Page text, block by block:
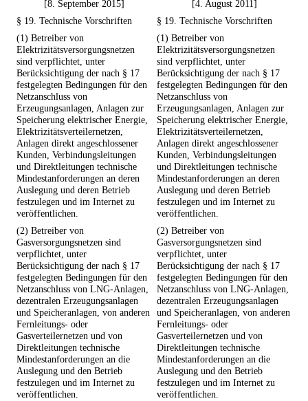
[8. September 2015]
[4. August 2011]
§ 19. Technische Vorschriften
§ 19. Technische Vorschriften
(1) Betreiber von
Elektrizitätsversorgungsnetzen
sind verpflichtet, unter
Berücksichtigung der nach § 17
festgelegten Bedingungen für den
Netzanschluss von
Erzeugungsanlagen, Anlagen zur
Speicherung elektrischer Energie,
Elektrizitätsverteilernetzen,
Anlagen direkt angeschlossener
Kunden, Verbindungsleitungen
und Direktleitungen technische
Mindestanforderungen an deren
Auslegung und deren Betrieb
festzulegen und im Internet zu
veröffentlichen.
(1) Betreiber von
Elektrizitätsversorgungsnetzen
sind verpflichtet, unter
Berücksichtigung der nach § 17
festgelegten Bedingungen für den
Netzanschluss von
Erzeugungsanlagen, Anlagen zur
Speicherung elektrischer Energie,
Elektrizitätsverteilernetzen,
Anlagen direkt angeschlossener
Kunden, Verbindungsleitungen
und Direktleitungen technische
Mindestanforderungen an deren
Auslegung und deren Betrieb
festzulegen und im Internet zu
veröffentlichen.
(2) Betreiber von
Gasversorgungsnetzen sind
verpflichtet, unter
Berücksichtigung der nach § 17
festgelegten Bedingungen für den
Netzanschluss von LNG-Anlagen,
dezentralen Erzeugungsanlagen
und Speicheranlagen, von anderen
Fernleitungs- oder
Gasverteilernetzen und von
Direktleitungen technische
Mindestanforderungen an die
Auslegung und den Betrieb
festzulegen und im Internet zu
veröffentlichen.
(2) Betreiber von
Gasversorgungsnetzen sind
verpflichtet, unter
Berücksichtigung der nach § 17
festgelegten Bedingungen für den
Netzanschluss von LNG-Anlagen,
dezentralen Erzeugungsanlagen
und Speicheranlagen, von anderen
Fernleitungs- oder
Gasverteilernetzen und von
Direktleitungen technische
Mindestanforderungen an die
Auslegung und den Betrieb
festzulegen und im Internet zu
veröffentlichen.